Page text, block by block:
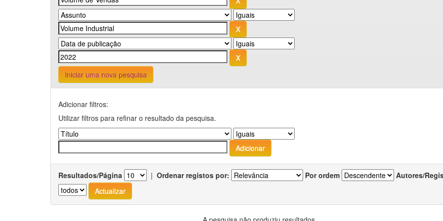
Iniciar uma nova pesquisa
Adicionar filtros:
Utilizar filtros para refinar o resultado da pesquisa.
Resultados/Página | Ordenar registos por: Por ordem Autores/